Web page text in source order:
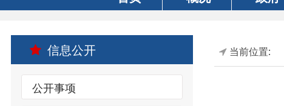
信息公开
公开事项
领导成员